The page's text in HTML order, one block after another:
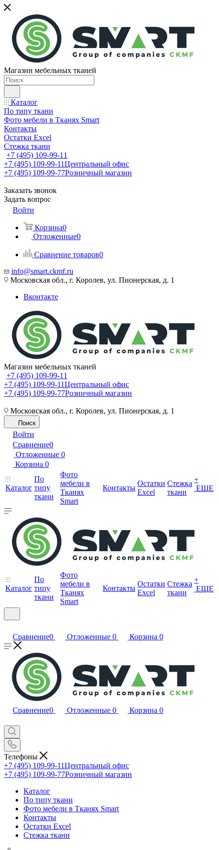
Магазин мебельных тканей
Каталог
По типу ткани
Фото мебели в Тканях Smart
Контакты
Остатки Excel
Стежка ткани
+7 (495) 109-99-11
+7 (495) 109-99-11Центральный офис
+7 (495) 109-99-77Розничный магазин
Заказать звонок
Задать вопрос
Войти
Корзина0
Отложенные0
Сравнение товаров0
info@smart.ckmf.ru
Московская обл., г. Королев, ул. Пионерская, д. 1
Вконтакте
Магазин мебельных тканей
+7 (495) 109-99-11
+7 (495) 109-99-11Центральный офис
+7 (495) 109-99-77Розничный магазин
Московская обл., г. Королев, ул. Пионерская, д. 1
Поиск
Войти
Сравнение0
Отложенные 0
Корзина 0
Каталог
По
типу
ткани
Фото
мебели в
Тканях
Smart
Контакты
Остатки
Excel
Стежка
ткани
+
ЕЩЕ
Каталог
По
типу
ткани
Фото
мебели в
Тканях
Smart
Контакты
Остатки
Excel
Стежка
ткани
+
ЕЩЕ
Сравнение0 Отложенные 0 Корзина 0
Сравнение0 Отложенные 0 Корзина 0
Телефоны
+7 (495) 109-99-11Центральный офис
+7 (495) 109-99-77Розничный магазин
Каталог
По типу ткани
Фото мебели в Тканях Smart
Контакты
Остатки Excel
Стежка ткани